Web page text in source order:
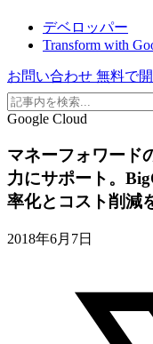
デベロッパー
Transform with
お問い合わせ 無料で
Google Cloud
マネーフォワード
力にサポート。
率化とコスト削減
2018年6月7日